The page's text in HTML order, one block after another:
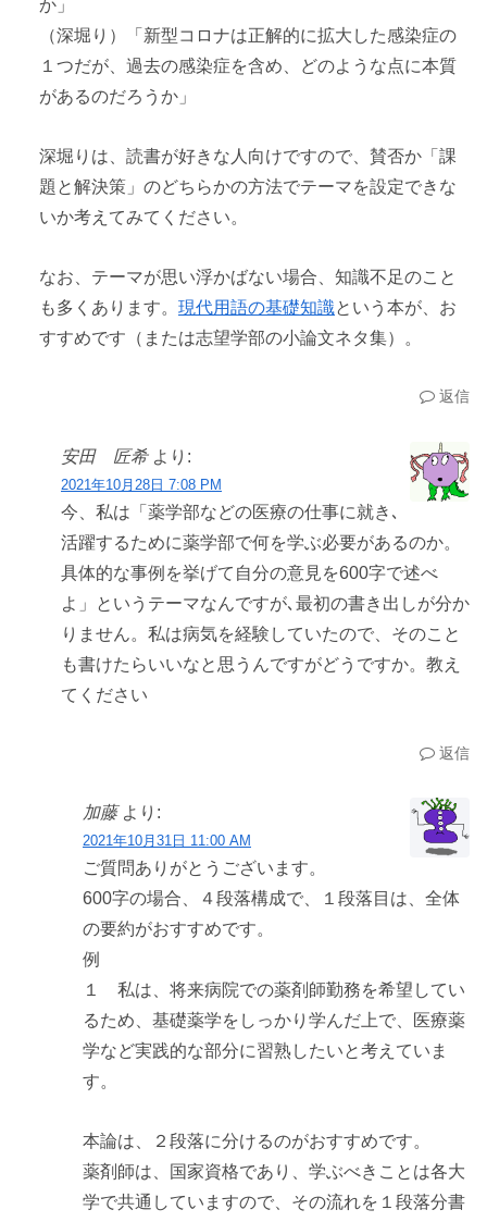
か」
（深堀り）「新型コロナは正解的に拡大した感染症の
１つだが、過去の感染症を含め、どのような点に本質
があるのだろうか」
深堀りは、読書が好きな人向けですので、賛否か「課
題と解決策」のどちらかの方法でテーマを設定できな
いか考えてみてください。
なお、テーマが思い浮かばない場合、知識不足のこと
も多くあります。 現代用語の基礎知識という本が、お
すすめです（または志望学部の小論文ネタ集）。
返信
安田 匠希 より:
2021年10月28日 7:08 PM
今、私は「薬学部などの医療の仕事に就き､
活躍するために薬学部で何を学ぶ必要があるのか。
具体的な事例を挙げて自分の意見を600字で述べ
よ」というテーマなんですが､最初の書き出しが分か
りません。私は病気を経験していたので、そのこと
も書けたらいいなと思うんですがどうですか。教え
てください
返信
加藤 より:
2021年10月31日 11:00 AM
ご質問ありがとうございます。
600字の場合、４段落構成で、１段落目は、全体
の要約がおすすめです。
例
１ 私は、将来病院での薬剤師勤務を希望してい
るため、基礎薬学をしっかり学んだ上で、医療薬
学など実践的な部分に習熟したいと考えていま
す。
本論は、２段落に分けるのがおすすめです。
薬剤師は、国家資格であり、学ぶべきことは各大
学で共通していますので、その流れを１段落分書